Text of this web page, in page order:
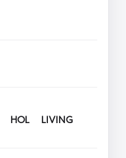
HOL LIVING